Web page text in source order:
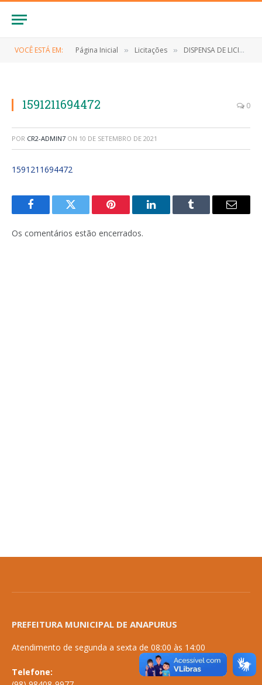
VOCÊ ESTÁ EM: Página Inicial » Licitações » DISPENSA DE LICITAÇÃO Nº 017/2020 (CONTRATAÇÃO DIRETA, POR DISPENSA DE LICITAÇÃO, AQUISIÇÃO DE EQUIPAMENTOS HOSPITALARES DE USO NA UTI (UNIDADE DE TRATAMENTO INTENSIVO))
1591211694472 0
POR CR2-ADMIN7 ON 10 DE SETEMBRO DE 2021
1591211694472
FacebookTwitter Pinterest LinkedInTumblr
E-
Os comentários estão encerrados.
PREFEITURA MUNICIPAL DE ANAPURUS
Atendimento de segunda a sexta de 08:00 às 14:00
Telefone: